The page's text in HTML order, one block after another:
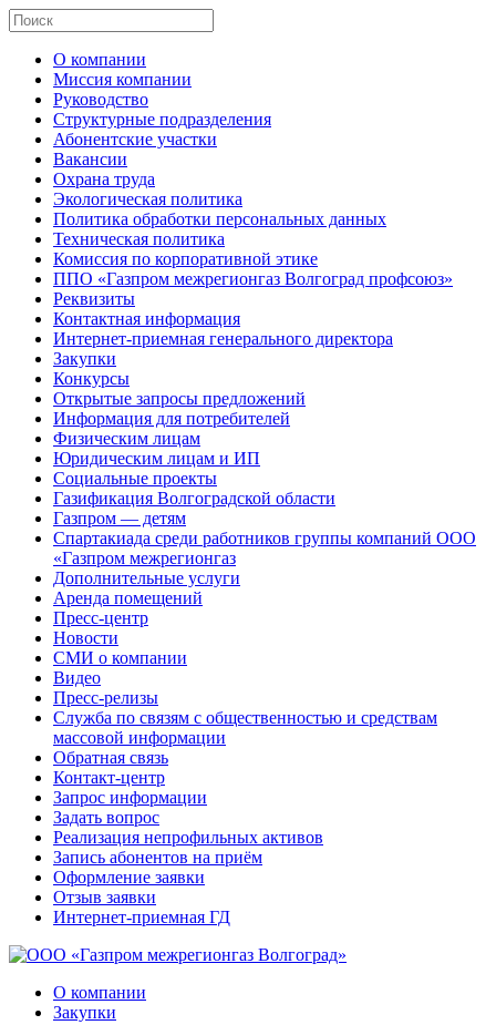
О компании
Миссия компании
Руководство
Структурные подразделения
Абонентские участки
Вакансии
Охрана труда
Экологическая политика
Политика обработки персональных данных
Техническая политика
Комиссия по корпоративной этике
ППО «Газпром межрегионгаз Волгоград профсоюз»
Реквизиты
Контактная информация
Интернет-приемная генерального директора
Закупки
Конкурсы
Открытые запросы предложений
Информация для потребителей
Физическим лицам
Юридическим лицам и ИП
Социальные проекты
Газификация Волгоградской области
Газпром — детям
Спартакиада среди работников группы компаний ООО
«Газпром межрегионгаз
Дополнительные услуги
Аренда помещений
Пресс-центр
Новости
СМИ о компании
Видео
Пресс-релизы
Служба по связям с общественностью и средствам
массовой информации
Обратная связь
Контакт-центр
Запрос информации
Задать вопрос
Реализация непрофильных активов
Запись абонентов на приём
Оформление заявки
Отзыв заявки
Интернет-приемная ГД
О компании
Закупки